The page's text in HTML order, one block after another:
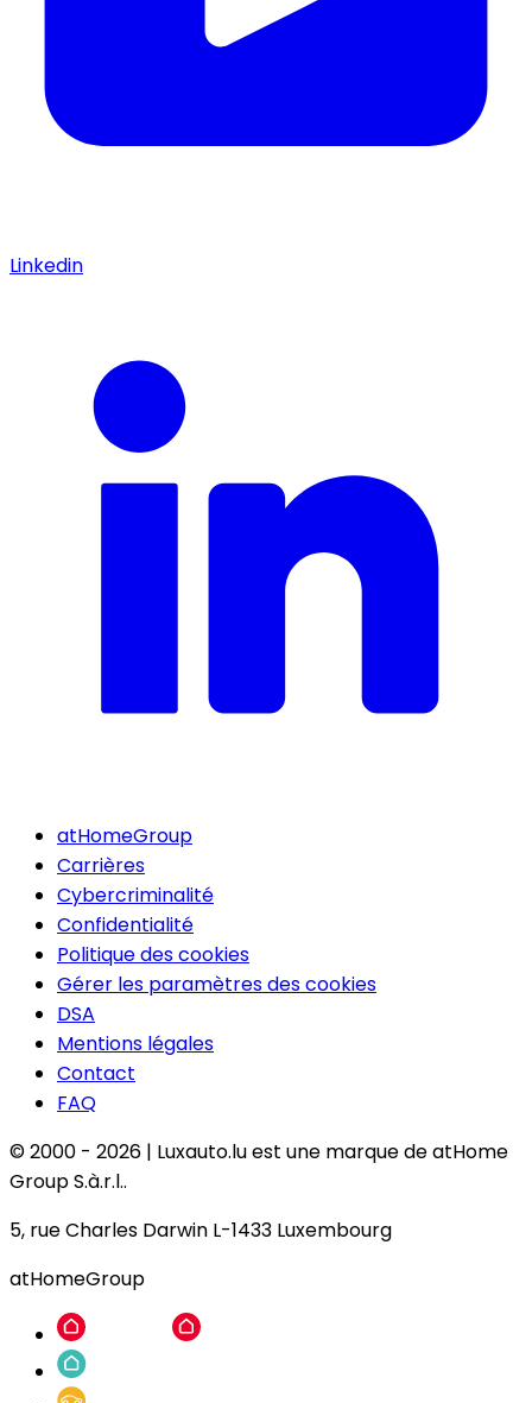
Linkedin
atHomeGroup
Carrières
Cybercriminalité
Confidentialité
Politique des cookies
Gérer les paramètres des cookies
DSA
Mentions légales
Contact
FAQ
© 2000 - 2026 | Luxauto.lu est une marque de atHome
Group S.à.r.l..
5, rue Charles Darwin L-1433 Luxembourg
atHomeGroup